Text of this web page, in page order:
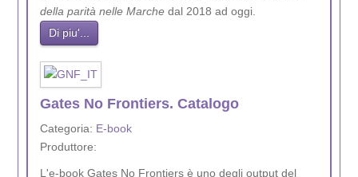
della parità nelle Marchedal 2018 ad oggi.
Di piu'...
Gates No Frontiers. Catalogo
Categoria: E-book
Produttore:
L'e-book Gates No Frontiers è uno degli output del